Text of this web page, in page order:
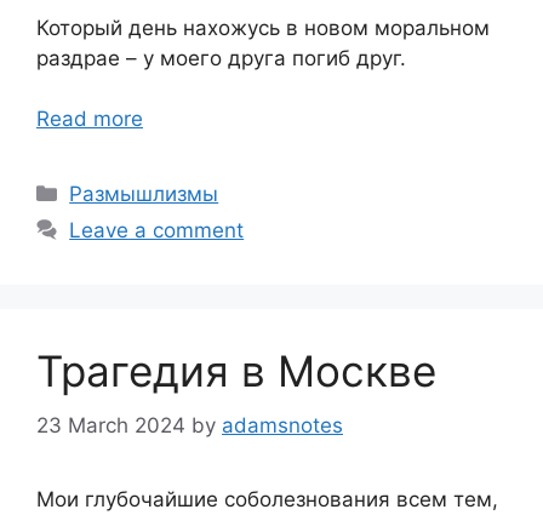
Который день нахожусь в новом моральном
раздрае – у моего друга погиб друг.
Read more
Categories
Размышлизмы
Leave a comment
Трагедия в Москве
23 March 2024 by adamsnotes
Мои глубочайшие соболезнования всем тем,